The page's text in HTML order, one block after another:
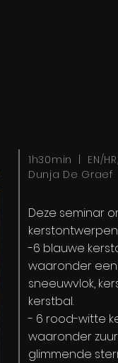
1h30min | EN/
Dunja De Graef
Deze seminar
kerstontwerpen:
-6 blauwe
waaronder
sneeuwvlok,
kerstbal.
- 6 rood-witte
waaronder
glimmende